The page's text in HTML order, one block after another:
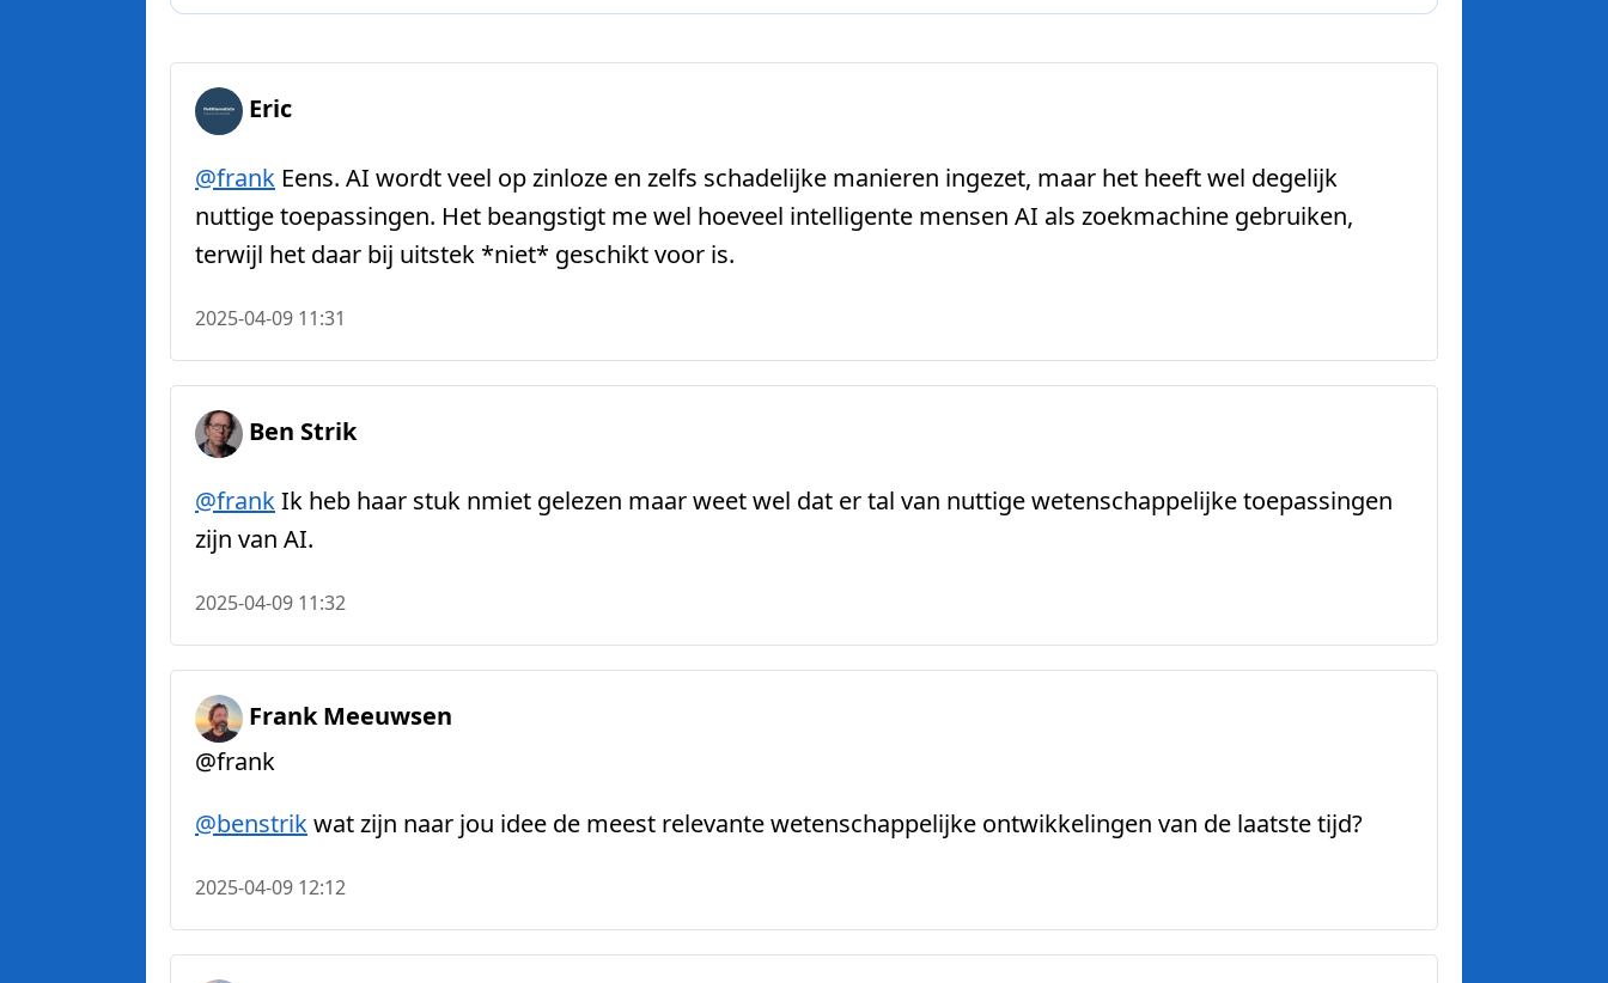
Eric
@frank Eens. AI wordt veel op zinloze en zelfs schadelijke manieren ingezet, maar het heeft wel degelijk
nuttige toepassingen. Het beangstigt me wel hoeveel intelligente mensen AI als zoekmachine gebruiken,
terwijl het daar bij uitstek *niet* geschikt voor is.
2025-04-09 11:31
Ben Strik
@frankIk heb haar stuk nmiet gelezen maar weet wel dat er tal van nuttige wetenschappelijke toepassingen
zijn van AI.
2025-04-09 11:32
Frank Meeuwsen
@frank
@benstrikwat zijn naar jou idee de meest relevante wetenschappelijke ontwikkelingen van de laatste tijd?
2025-04-09 12:12